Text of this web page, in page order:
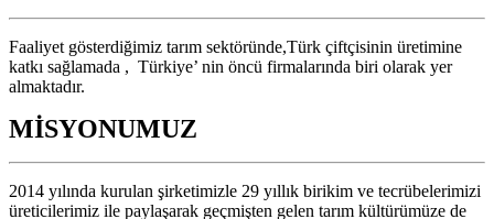
Faaliyet gösterdiğimiz tarım sektöründe,Türk çiftçisinin üretimine
katkı sağlamada , Türkiye’ nin öncü firmalarında biri olarak yer
almaktadır.
MİSYONUMUZ
2014 yılında kurulan şirketimizle 29 yıllık birikim ve tecrübelerimizi
üreticilerimiz ile paylaşarak geçmişten gelen tarım kültürümüze de